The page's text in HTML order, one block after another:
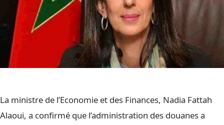
La ministre de l’Economie et des Finances, Nadia Fattah
Alaoui, a confirmé que l’administration des douanes a